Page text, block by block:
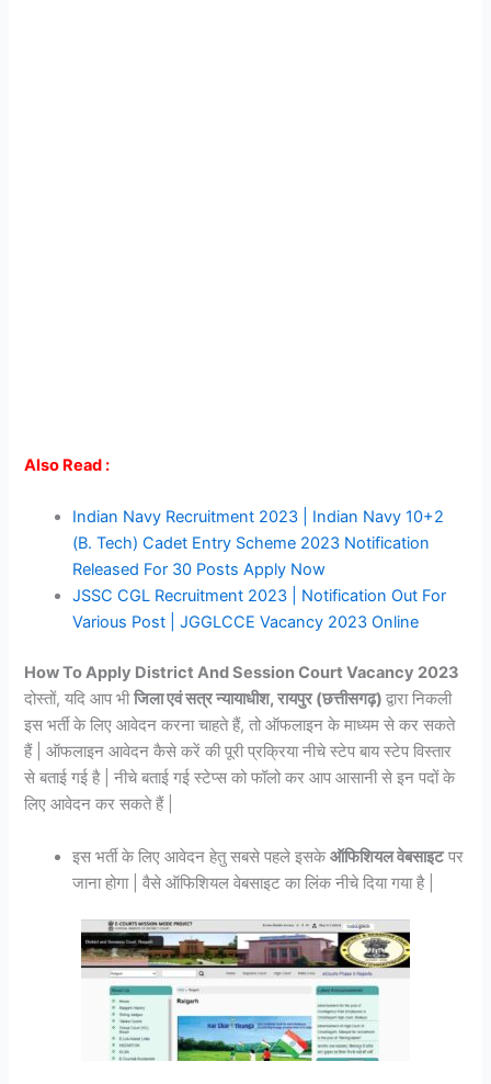
Also Read :
Indian Navy Recruitment 2023 | Indian Navy 10+2
(B. Tech) Cadet Entry Scheme 2023 Notification
Released For 30 Posts Apply Now
JSSC CGL Recruitment 2023 | Notification Out For
Various Post | JGGLCCE Vacancy 2023 Online
How To Apply District And Session Court Vacancy 2023
दोस्तों, यदि आप भीजिला एवं सत्र न्यायाधीश, रायपुर (छत्तीसगढ़)द्वारा निकली
इस भर्ती के लिए आवेदन करना चाहते हैं, तो ऑफलाइन के माध्यम से कर सकते
हैं | ऑफलाइन आवेदन कैसे करें की पूरी प्रक्रिया नीचे स्टेप बाय स्टेप विस्तार
से बताई गई है | नीचे बताई गई स्टेप्स को फॉलो कर आप आसानी से इन पदों के
लिए आवेदन कर सकते हैं |
इस भर्ती के लिए आवेदन हेतु सबसे पहले इसकेऑफिशियल वेबसाइटपर
जाना होगा | वैसे ऑफिशियल वेबसाइट का लिंक नीचे दिया गया है |